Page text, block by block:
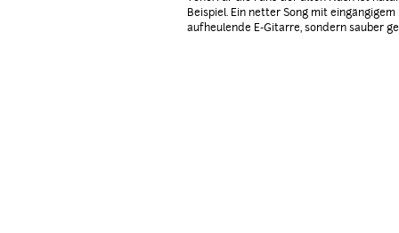
Beispiel. Ein netter Song mit
aufheulende E-Gitarre, sondern sauber